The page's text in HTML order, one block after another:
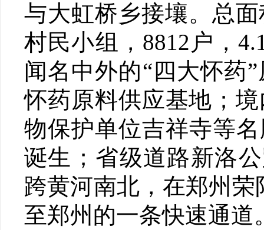
与大虹桥乡接壤。总
村民小组，8812户，
闻名中外的“四大怀药
怀药原料供应基地；
物保护单位吉祥寺等
诞生；省级道路新洛
跨黄河南北，在郑州
至郑州的一条快速通道